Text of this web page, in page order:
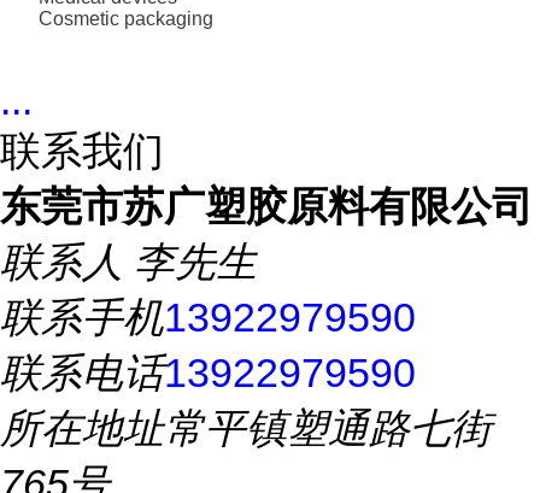
Cosmetic packaging
...
联系我们
东莞市苏广塑胶原料有限公司
联系人 李先生
联系手机13922979590
联系电话13922979590
所在地址常平镇塑通路七街
765号